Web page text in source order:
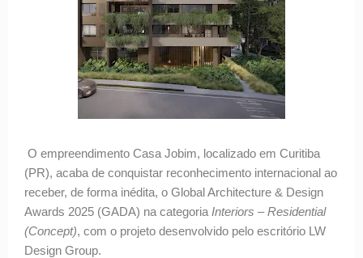
O empreendimento Casa Jobim, localizado em Curitiba
(PR), acaba de conquistar reconhecimento internacional ao
receber, de forma inédita, o Global Architecture & Design
Awards 2025 (GADA) na categoria Interiors – Residential
(Concept), com o projeto desenvolvido pelo escritório LW
Design Group.